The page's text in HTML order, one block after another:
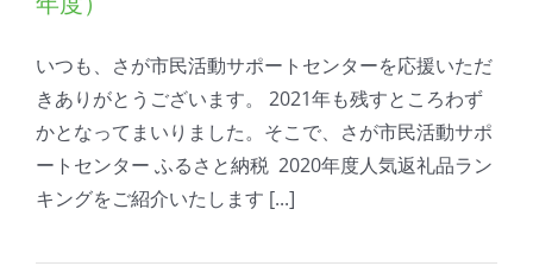
いつも、さが市民活動サポートセンターを応援いただ
きありがとうございます。 2021年も残すところわず
かとなってまいりました。そこで、さが市民活動サポ
ートセンター ふるさと納税 2020年度人気返礼品ラン
キングをご紹介いたします [...]